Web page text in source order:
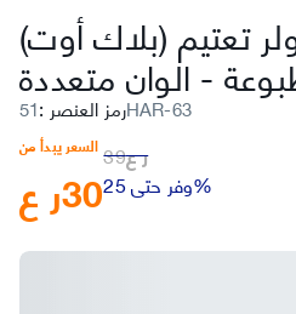
تعتيم (بلاك أوت)
-الوان متعددة
رمز العنصر : 51HAR-63
السعر يبدأ من
ر ع30
ر ع39
وفر حتى 25%